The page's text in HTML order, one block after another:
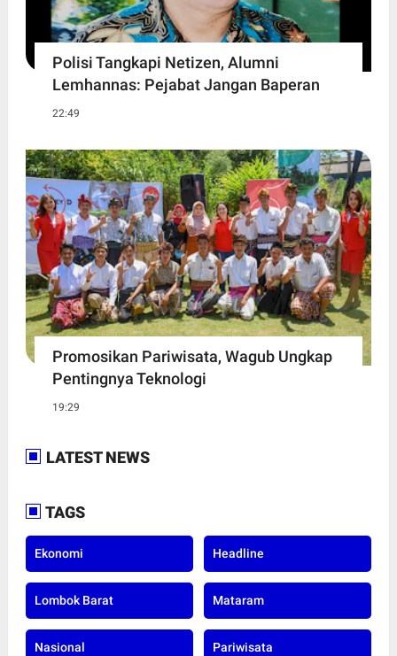
Polisi Tangkapi Netizen, Alumni
Lemhannas: Pejabat Jangan Baperan
22:49
Promosikan Pariwisata, Wagub Ungkap
Pentingnya Teknologi
19:29
LATEST NEWS
TAGS
Ekonomi Headline
Lombok Barat Mataram
Nasional Pariwisata